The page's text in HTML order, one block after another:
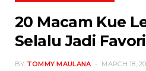
20 Macam Kue
Selalu Jadi
BY TOMMY MAULANA MARCH 18,